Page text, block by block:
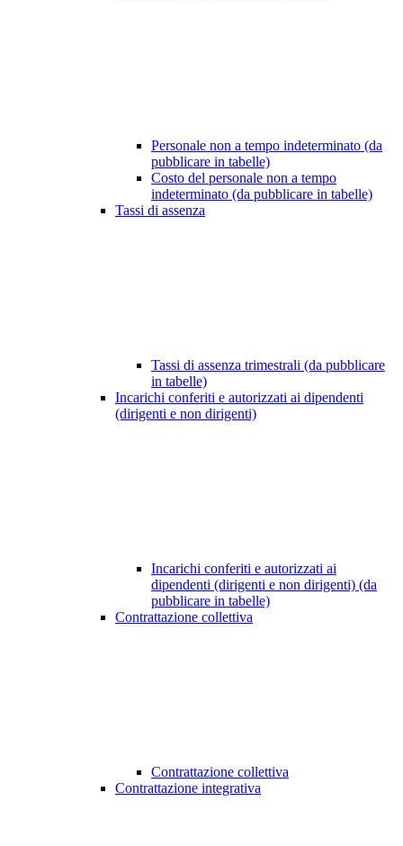
Personale non a tempo indeterminato (da
pubblicare in tabelle)
Costo del personale non a tempo
indeterminato (da pubblicare in tabelle)
Tassi di assenza
Tassi di assenza trimestrali (da pubblicare
in tabelle)
Incarichi conferiti e autorizzati ai dipendenti
(dirigenti e non dirigenti)
Incarichi conferiti e autorizzati ai
dipendenti (dirigenti e non dirigenti) (da
pubblicare in tabelle)
Contrattazione collettiva
Contrattazione collettiva
Contrattazione integrativa